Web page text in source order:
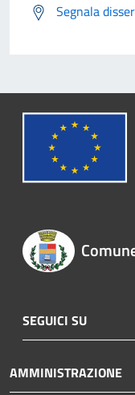
Segnala
SEGUICI SU
AMMINISTRAZIONE